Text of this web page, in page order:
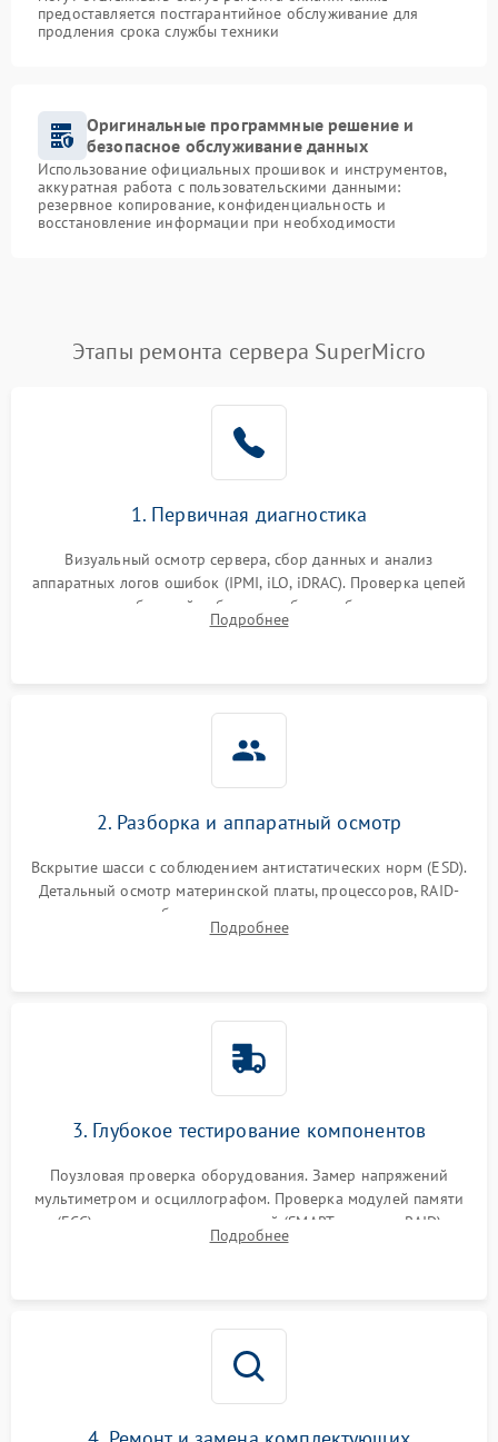
предоставляется постгарантийное обслуживание для
продления срока службы техники
Оригинальные программные решение и
безопасное обслуживание данных
Использование официальных прошивок и инструментов,
аккуратная работа с пользовательскими данными:
резервное копирование, конфиденциальность и
восстановление информации при необходимости
Этапы ремонта сервера SuperMicro
1. Первичная диагностика
Визуальный осмотр сервера, сбор данных и анализ
аппаратных логов ошибок (IPMI, iLO, iDRAC). Проверка цепей
питания и базовой работоспособности без вскрытия
корпуса для быстрой локализации сбоя.
Подробнее
2. Разборка и аппаратный осмотр
Вскрытие шасси с соблюдением антистатических норм (ESD).
Детальный осмотр материнской платы, процессоров, RAID-
контроллеров и блоков питания на наличие термических
повреждений, прогаров или окислений.
Подробнее
3. Глубокое тестирование компонентов
Поузловая проверка оборудования. Замер напряжений
мультиметром и осциллографом. Проверка модулей памяти
(ECC) и состояния накопителей (SMART, массивы RAID)
специализированными диагностическими утилитами.
Подробнее